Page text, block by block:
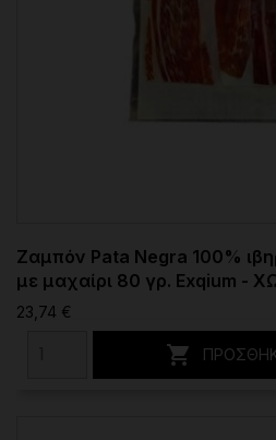
Ζαμπόν Pata Negra 100%
με μαχαίρι 80 γρ. Exqium -
23,74 €
